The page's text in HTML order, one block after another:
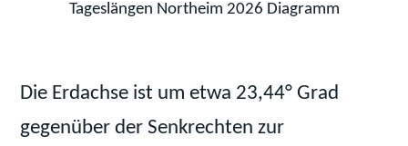
Tageslängen Northeim 2026 Diagramm
Die Erdachse ist um etwa 23,44° Grad
gegenüber der Senkrechten zur